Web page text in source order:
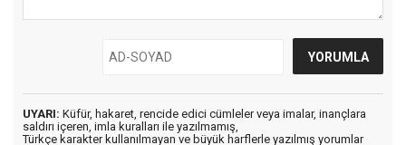
UYARI: Küfür, hakaret, rencide edici cümleler veya imalar, inançlara
saldırı içeren, imla kuralları ile yazılmamış,
Türkçe karakter kullanılmayan ve büyük harflerle yazılmış yorumlar